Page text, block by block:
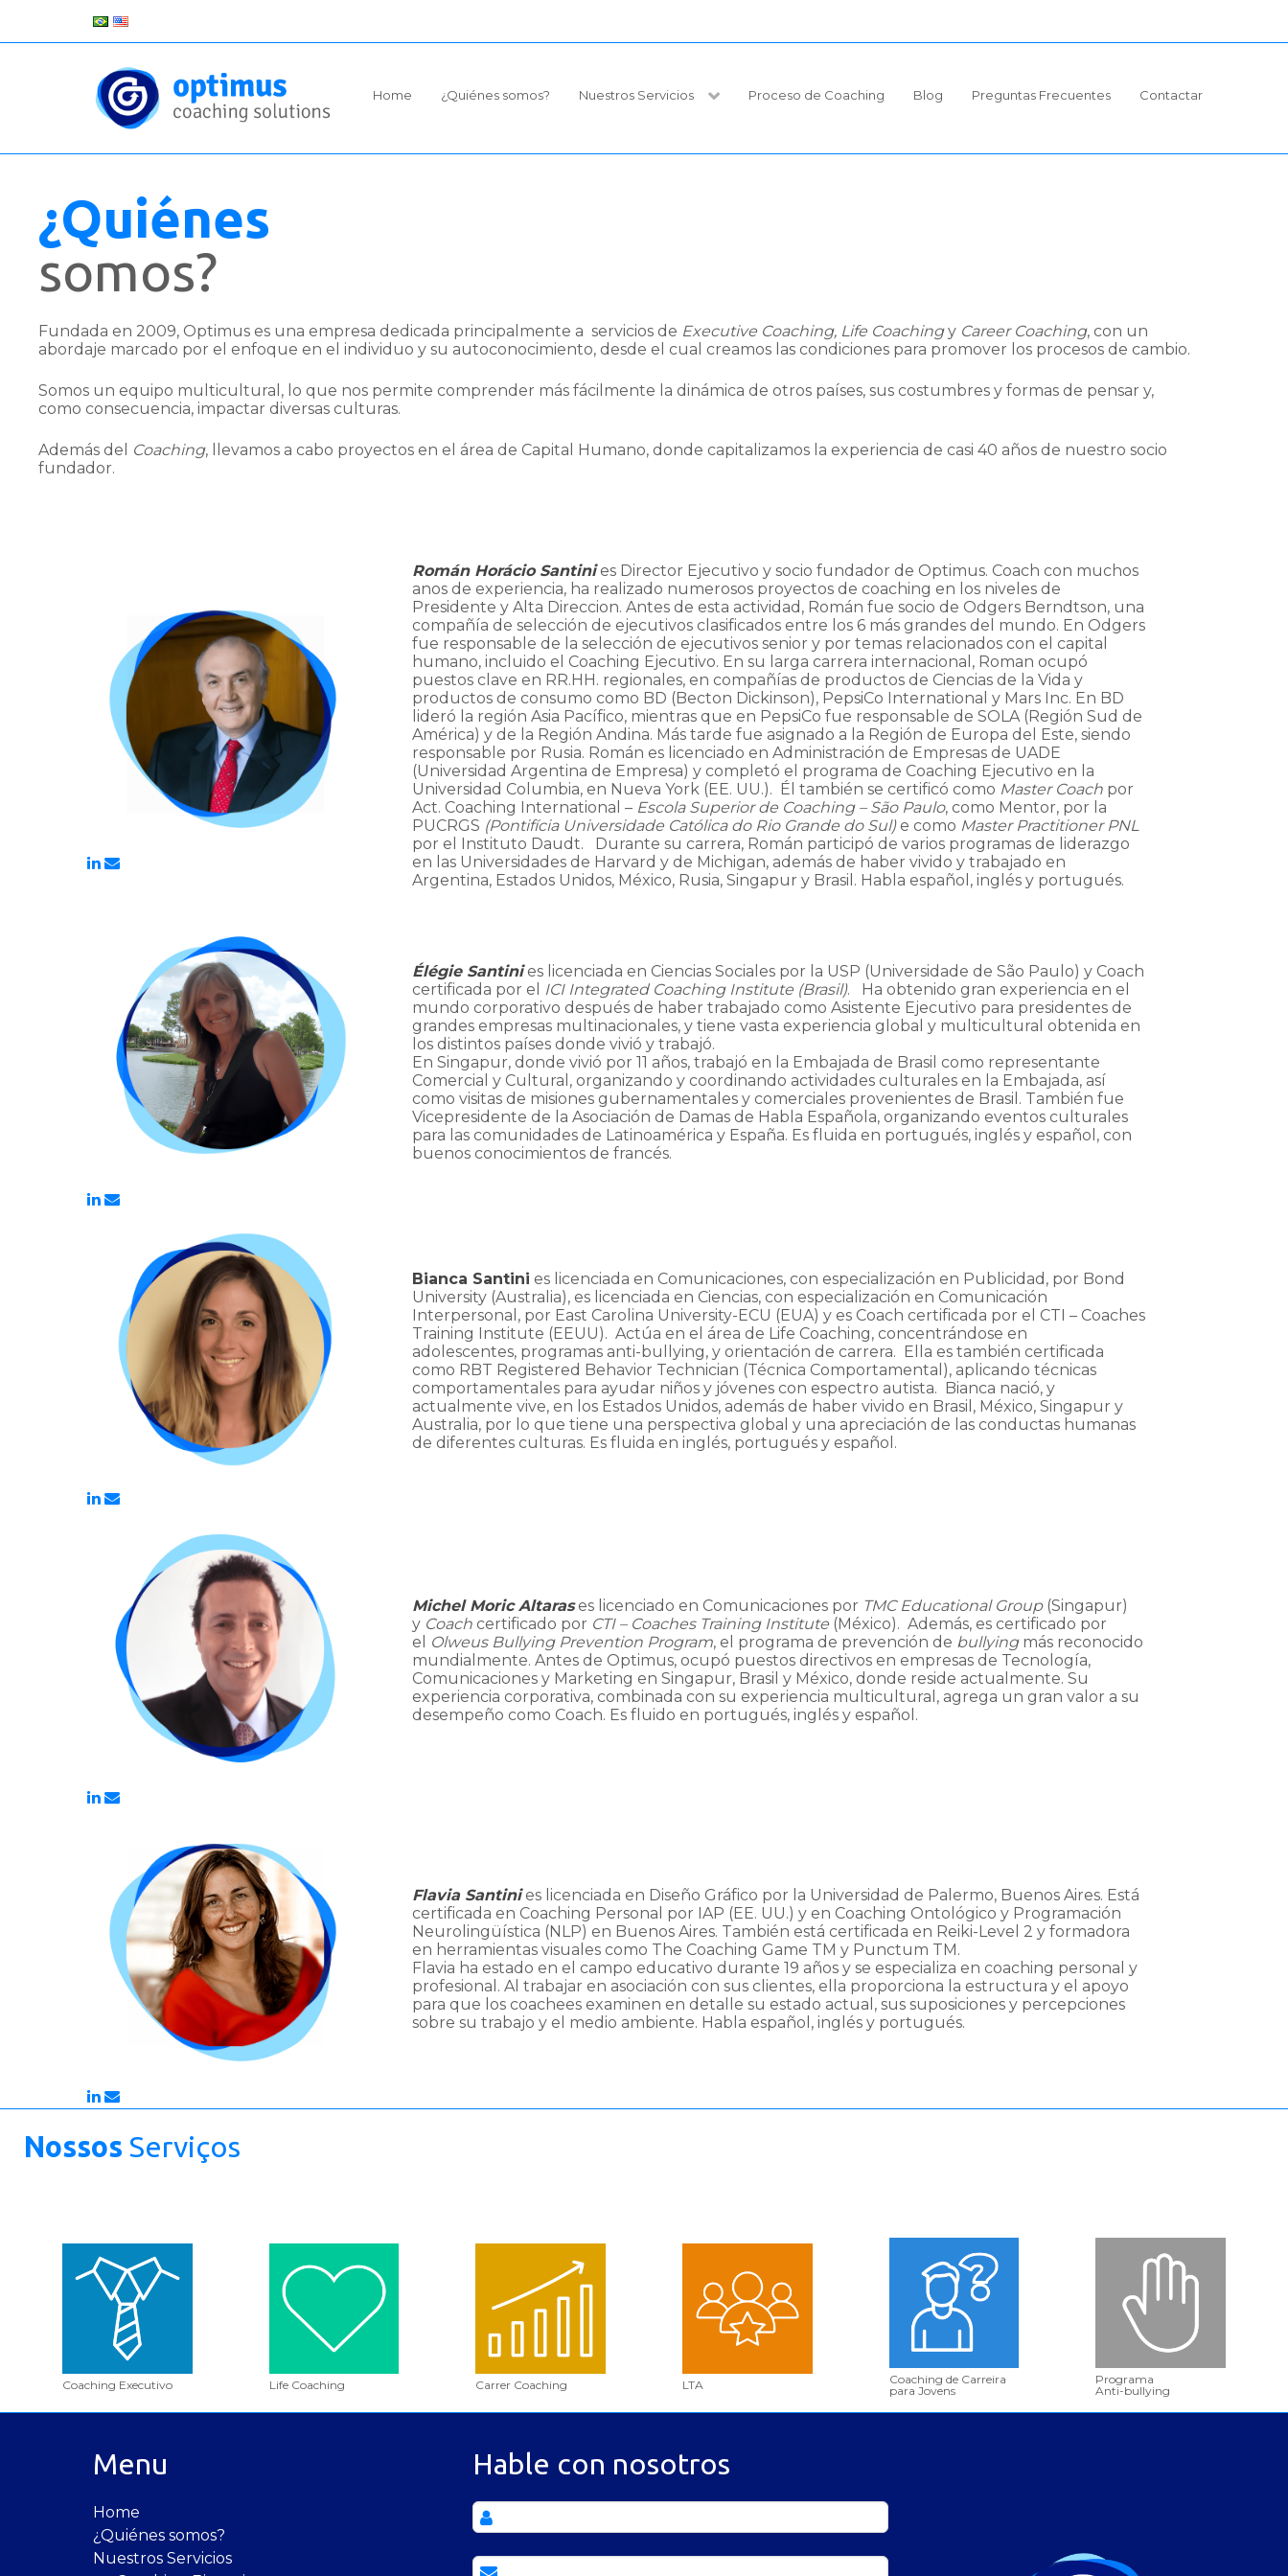
Home ¿Quiénes somos? Nuestros Servicios Proceso de Coaching Blog Preguntas Frecuentes Contactar
¿Quiénes
somos?
Fundada en 2009, Optimus es una empresa dedicada principalmente a servicios de Executive Coaching, Life Coachingy Career Coaching, con un
abordaje marcado por el enfoque en el individuo y su autoconocimiento, desde el cual creamos las condiciones para promover los procesos de cambio.
Somos un equipo multicultural, lo que nos permite comprender más fácilmente la dinámica de otros países, sus costumbres y formas de pensar y,
como consecuencia, impactar diversas culturas.
Además del Coaching, llevamos a cabo proyectos en el área de Capital Humano, donde capitalizamos la experiencia de casi 40 años de nuestro socio
fundador.
Román Horácio Santinies Director Ejecutivo y socio fundador de Optimus. Coach con muchos
anos de experiencia, ha realizado numerosos proyectos de coaching en los niveles de
Presidente y Alta Direccion. Antes de esta actividad, Román fue socio de Odgers Berndtson, una
compañía de selección de ejecutivos clasificados entre los 6 más grandes del mundo. En Odgers
fue responsable de la selección de ejecutivos senior y por temas relacionados con el capital
humano, incluido el Coaching Ejecutivo. En su larga carrera internacional, Roman ocupó
puestos clave en RR.HH. regionales, en compañías de productos de Ciencias de la Vida y
productos de consumo como BD (Becton Dickinson), PepsiCo International y Mars Inc. En BD
lideró la región Asia Pacífico, mientras que en PepsiCo fue responsable de SOLA (Región Sud de
América) y de la Región Andina. Más tarde fue asignado a la Región de Europa del Este, siendo
responsable por Rusia. Román es licenciado en Administración de Empresas de UADE
(Universidad Argentina de Empresa) y completó el programa de Coaching Ejecutivo en la
Universidad Columbia, en Nueva York (EE. UU.). Él también se certificó como Master Coach por
Act. Coaching International – Escola Superior de Coaching – São Paulo, como Mentor, por la
PUCRGS (Pontifícia Universidade Católica do Rio Grande do Sul)e como Master Practitioner PNL
por el Instituto Daudt. Durante su carrera, Román participó de varios programas de liderazgo
en las Universidades de Harvard y de Michigan, además de haber vivido y trabajado en
Argentina, Estados Unidos, México, Rusia, Singapur y Brasil. Habla español, inglés y portugués.
Élégie Santinies licenciada en Ciencias Sociales por la USP (Universidade de São Paulo) y Coach
certificada por el
ICI Integrated Coaching Institute (Brasil). Ha obtenido gran experiencia en el
mundo corporativo después de haber trabajado como Asistente Ejecutivo para presidentes de
grandes empresas multinacionales, y tiene vasta experiencia global y multicultural obtenida en
los distintos países donde vivió y trabajó.
En Singapur, donde vivió por 11 años, trabajó en la Embajada de Brasil como representante
Comercial y Cultural, organizando y coordinando actividades culturales en la Embajada, así
como visitas de misiones gubernamentales y comerciales provenientes de Brasil. También fue
Vicepresidente de la Asociación de Damas de Habla Española, organizando eventos culturales
para las comunidades de Latinoamérica y España. Es fluida en portugués, inglés y español, con
buenos conocimientos de francés.
Bianca Santini es licenciada en Comunicaciones, con especialización en Publicidad, por Bond
University (Australia), es licenciada en Ciencias, con especialización en Comunicación
Interpersonal, por East Carolina University-ECU (EUA) y es Coach certificada por el CTI – Coaches
Training Institute (EEUU). Actúa en el área de Life Coaching, concentrándose en
adolescentes, programas anti-bullying, y orientación de carrera. Ella es también certificada
como RBT Registered Behavior Technician (Técnica Comportamental), aplicando técnicas
comportamentales para ayudar niños y jóvenes con espectro autista. Bianca nació, y
actualmente vive, en los Estados Unidos, además de haber vivido en Brasil, México, Singapur y
Australia, por lo que tiene una perspectiva global y una apreciación de las conductas humanas
de diferentes culturas. Es fluida en inglés, portugués y español.
Michel Moric Altarases licenciado en Comunicaciones por TMC Educational Group(Singapur)
y Coach certificado por CTI – Coaches Training Institute (México). Además, es certificado por
el
Olweus Bullying Prevention Program, el programa de prevención de bullying más reconocido
mundialmente. Antes de Optimus, ocupó puestos directivos en empresas de Tecnología,
Comunicaciones y Marketing en Singapur, Brasil y México, donde reside actualmente. Su
experiencia corporativa, combinada con su experiencia multicultural, agrega un gran valor a su
desempeño como Coach. Es fluido en portugués, inglés y español.
Flavia Santinies licenciada en Diseño Gráfico por la Universidad de Palermo, Buenos Aires. Está
certificada en Coaching Personal por IAP (EE. UU.) y en Coaching Ontológico y Programación
Neurolingüística (NLP) en Buenos Aires. También está certificada en Reiki-Level 2 y formadora
en herramientas visuales como The Coaching Game TM y Punctum TM.
Flavia ha estado en el campo educativo durante 19 años y se especializa en coaching personal y
profesional. Al trabajar en asociación con sus clientes, ella proporciona la estructura y el apoyo
para que los coachees examinen en detalle su estado actual, sus suposiciones y percepciones
sobre su trabajo y el medio ambiente. Habla español, inglés y portugués.
Nossos Serviços
Coaching Executivo Life Coaching Carrer Coaching LTA
Coaching de Carreira
para Jovens
Programa
Anti-bullying
Menu
Home
¿Quiénes somos?
Nuestros Servicios
Hable con nosotros